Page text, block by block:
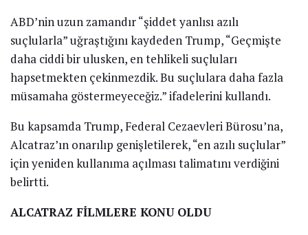
ABD’nin uzun zamandır “şiddet yanlısı azılı
suçlularla” uğraştığını kaydeden Trump, “Geçmişte
daha ciddi bir ulusken, en tehlikeli suçluları
hapsetmekten çekinmezdik. Bu suçlulara daha fazla
müsamaha göstermeyeceğiz.” ifadelerini kullandı.
Bu kapsamda Trump, Federal Cezaevleri Bürosu’na,
Alcatraz’ın onarılıp genişletilerek, “en azılı suçlular”
için yeniden kullanıma açılması talimatını verdiğini
belirtti.
ALCATRAZ FİLMLERE KONU OLDU